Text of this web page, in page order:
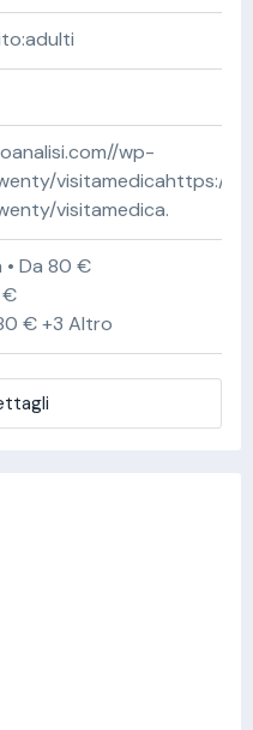
wp-
visitamedicahttps://
visitamedica.
• Da 80 €
€
€ +3 Altro